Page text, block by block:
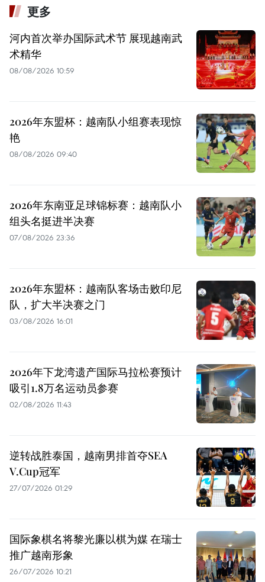
更多
河内首次举办国际武术节 展现越南武
术精华
08/08/2026 10:59
2026年东盟杯：越南队小组赛表现惊
艳
08/08/2026 09:40
2026年东南亚足球锦标赛：越南队小
组头名挺进半决赛
07/08/2026 23:36
2026年东盟杯：越南队客场击败印尼
队，扩大半决赛之门
03/08/2026 16:01
2026年下龙湾遗产国际马拉松赛预计
吸引1.8万名运动员参赛
02/08/2026 11:43
逆转战胜泰国，越南男排首夺SEA
V.Cup冠军
27/07/2026 01:29
国际象棋名将黎光廉以棋为媒 在瑞士
推广越南形象
26/07/2026 10:21